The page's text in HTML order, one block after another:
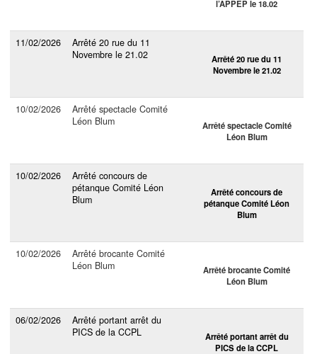
l’APPEP le 18.02
11/02/2026
Arrêté 20 rue du 11
Novembre le 21.02
Arrêté 20 rue du 11
Novembre le 21.02
10/02/2026
Arrêté spectacle Comité
Léon Blum
Arrêté spectacle Comité
Léon Blum
10/02/2026
Arrêté concours de
pétanque Comité Léon
Blum
Arrêté concours de
pétanque Comité Léon
Blum
10/02/2026
Arrêté brocante Comité
Léon Blum
Arrêté brocante Comité
Léon Blum
06/02/2026
Arrêté portant arrêt du
PICS de la CCPL
Arrêté portant arrêt du
PICS de la CCPL